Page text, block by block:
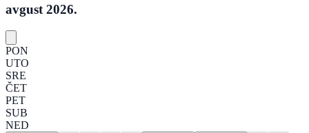
avgust 2026.
PON
UTO
SRE
ČET
PET
SUB
NED